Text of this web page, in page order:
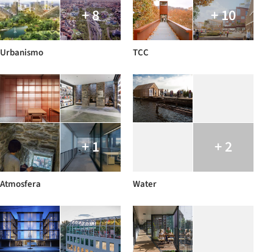
+ 8
Urbanismo
+ 10
TCC
+ 1
Atmosfera
+ 2
Water